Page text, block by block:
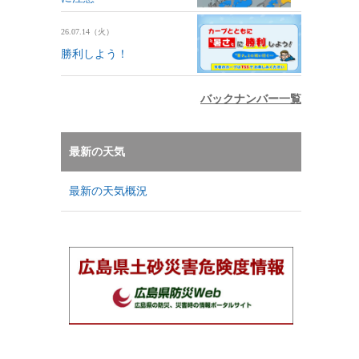
26.07.14（火）
勝利しよう！
バックナンバー一覧
最新の天気
最新の天気概況